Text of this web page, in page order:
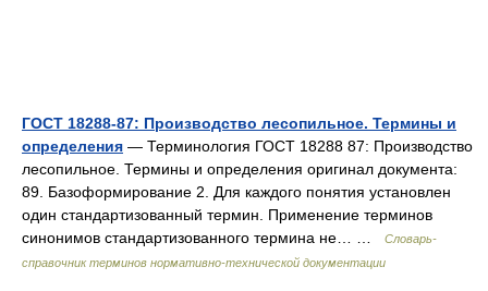
ГОСТ 18288-87: Производство лесопильное. Термины и
определения — Терминология ГОСТ 18288 87: Производство
лесопильное. Термины и определения оригинал документа:
89. Базоформирование 2. Для каждого понятия установлен
один стандартизованный термин. Применение терминов
синонимов стандартизованного термина не… …
Словарь-
справочник терминов нормативно-технической документации